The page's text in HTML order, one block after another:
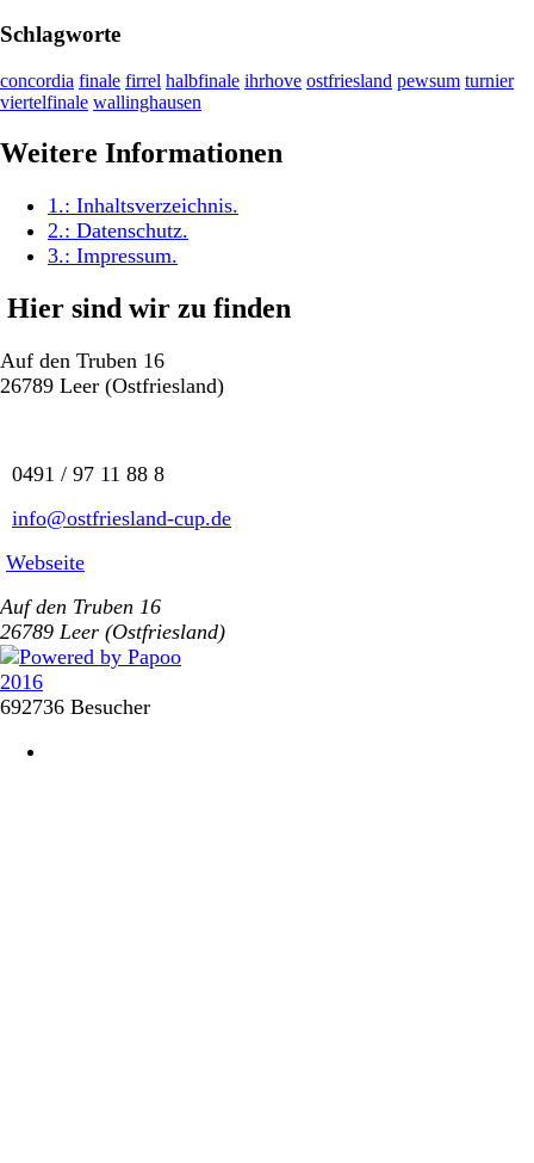
Schlagworte
concordia finale firrel halbfinale ihrhove ostfriesland pewsum turnier
viertelfinale wallinghausen
Weitere Informationen
1.: Inhaltsverzeichnis.
2.: Datenschutz.
3.: Impressum.
Hier sind wir zu finden
Auf den Truben 16
26789 Leer (Ostfriesland)
0491 / 97 11 88 8
info@ostfriesland-cup.de
Webseite
Auf den Truben 16
26789 Leer (Ostfriesland)
692736 Besucher